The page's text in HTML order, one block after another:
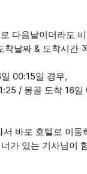
다음날이더라도
날짜 & 도착시간
00:15일 경우,
/ 몽골 도착 16
바로 호텔로 이동
가 있는 기사님이